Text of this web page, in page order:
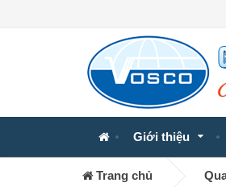
Giới thiệu
Trang chủ